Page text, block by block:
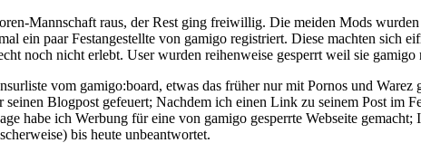
Mannschaft raus, der Rest ging freiwillig. Die meiden Mods
ein paar Festangestellte von gamigo registriert. Diese machten
noch nicht erlebt. User wurden reihenweise gesperrt weil sie gamigo
vom gamigo:board, etwas das früher nur mit Pornos und
seinen Blogpost gefeuert; Nachdem ich einen Link zu seinem Post im
habe ich Werbung für eine von gamigo gesperrte Webseite
bis heute unbeantwortet.